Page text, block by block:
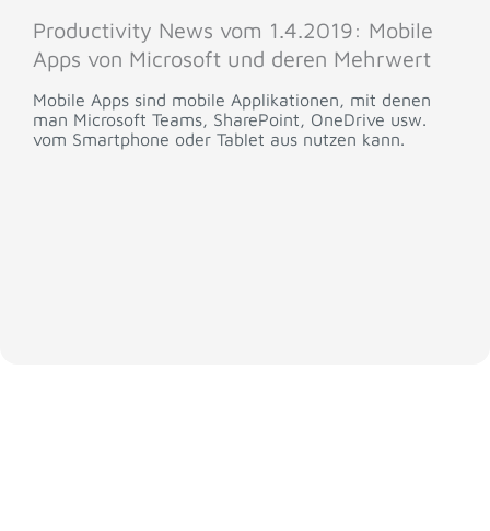
Productivity News vom 1.4.2019: Mobile
Apps von Microsoft und deren Mehrwert
Mobile Apps sind mobile Applikationen, mit denen
man Microsoft Teams, SharePoint, OneDrive usw.
vom Smartphone oder Tablet aus nutzen kann.